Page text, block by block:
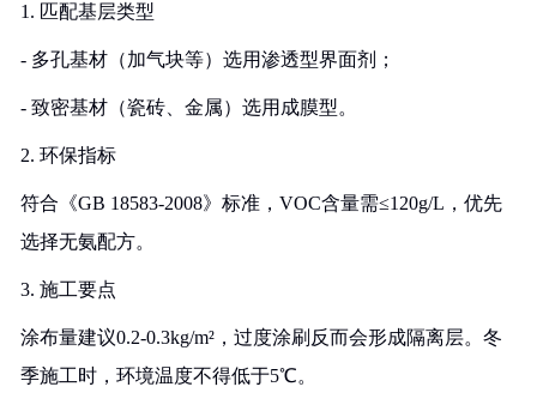
1. 匹配基层类型
- 多孔基材（加气块等）选用渗透型界面剂；
- 致密基材（瓷砖、金属）选用成膜型。
2. 环保指标
符合《GB 18583-2008》标准，VOC含量需≤120g/L，优先
选择无氨配方。
3. 施工要点
涂布量建议0.2-0.3kg/m²，过度涂刷反而会形成隔离层。冬
季施工时，环境温度不得低于5℃。